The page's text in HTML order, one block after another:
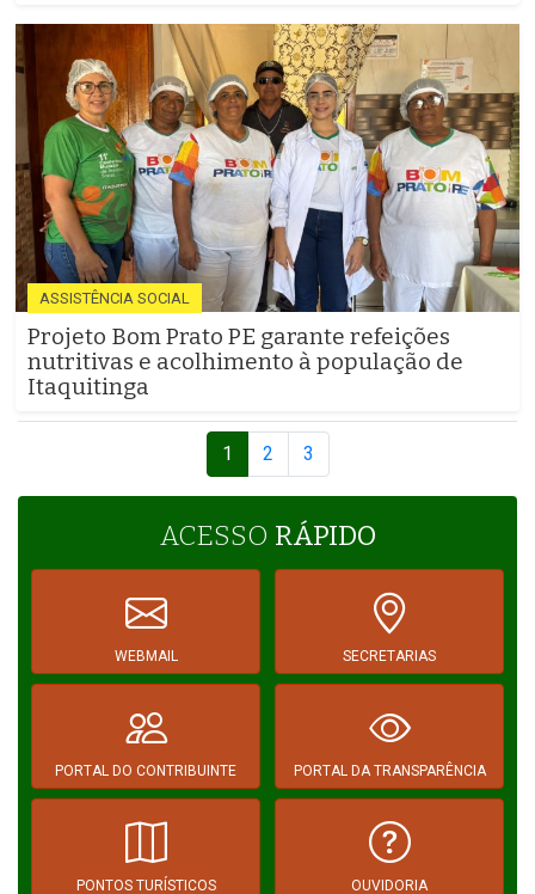
ASSISTÊNCIA SOCIAL
Projeto Bom Prato PE garante refeições
nutritivas e acolhimento à população de
Itaquitinga
1 2 3
ACESSO RÁPIDO
WEBMAIL SECRETARIAS
PORTAL DO CONTRIBUINTE PORTAL DA TRANSPARÊNCIA
PONTOS TURÍSTICOS OUVIDORIA